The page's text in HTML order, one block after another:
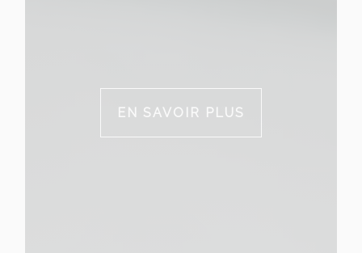
EN SAVOIR PLUS